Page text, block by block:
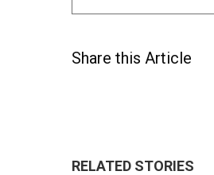
Share this Article
RELATED STORIES